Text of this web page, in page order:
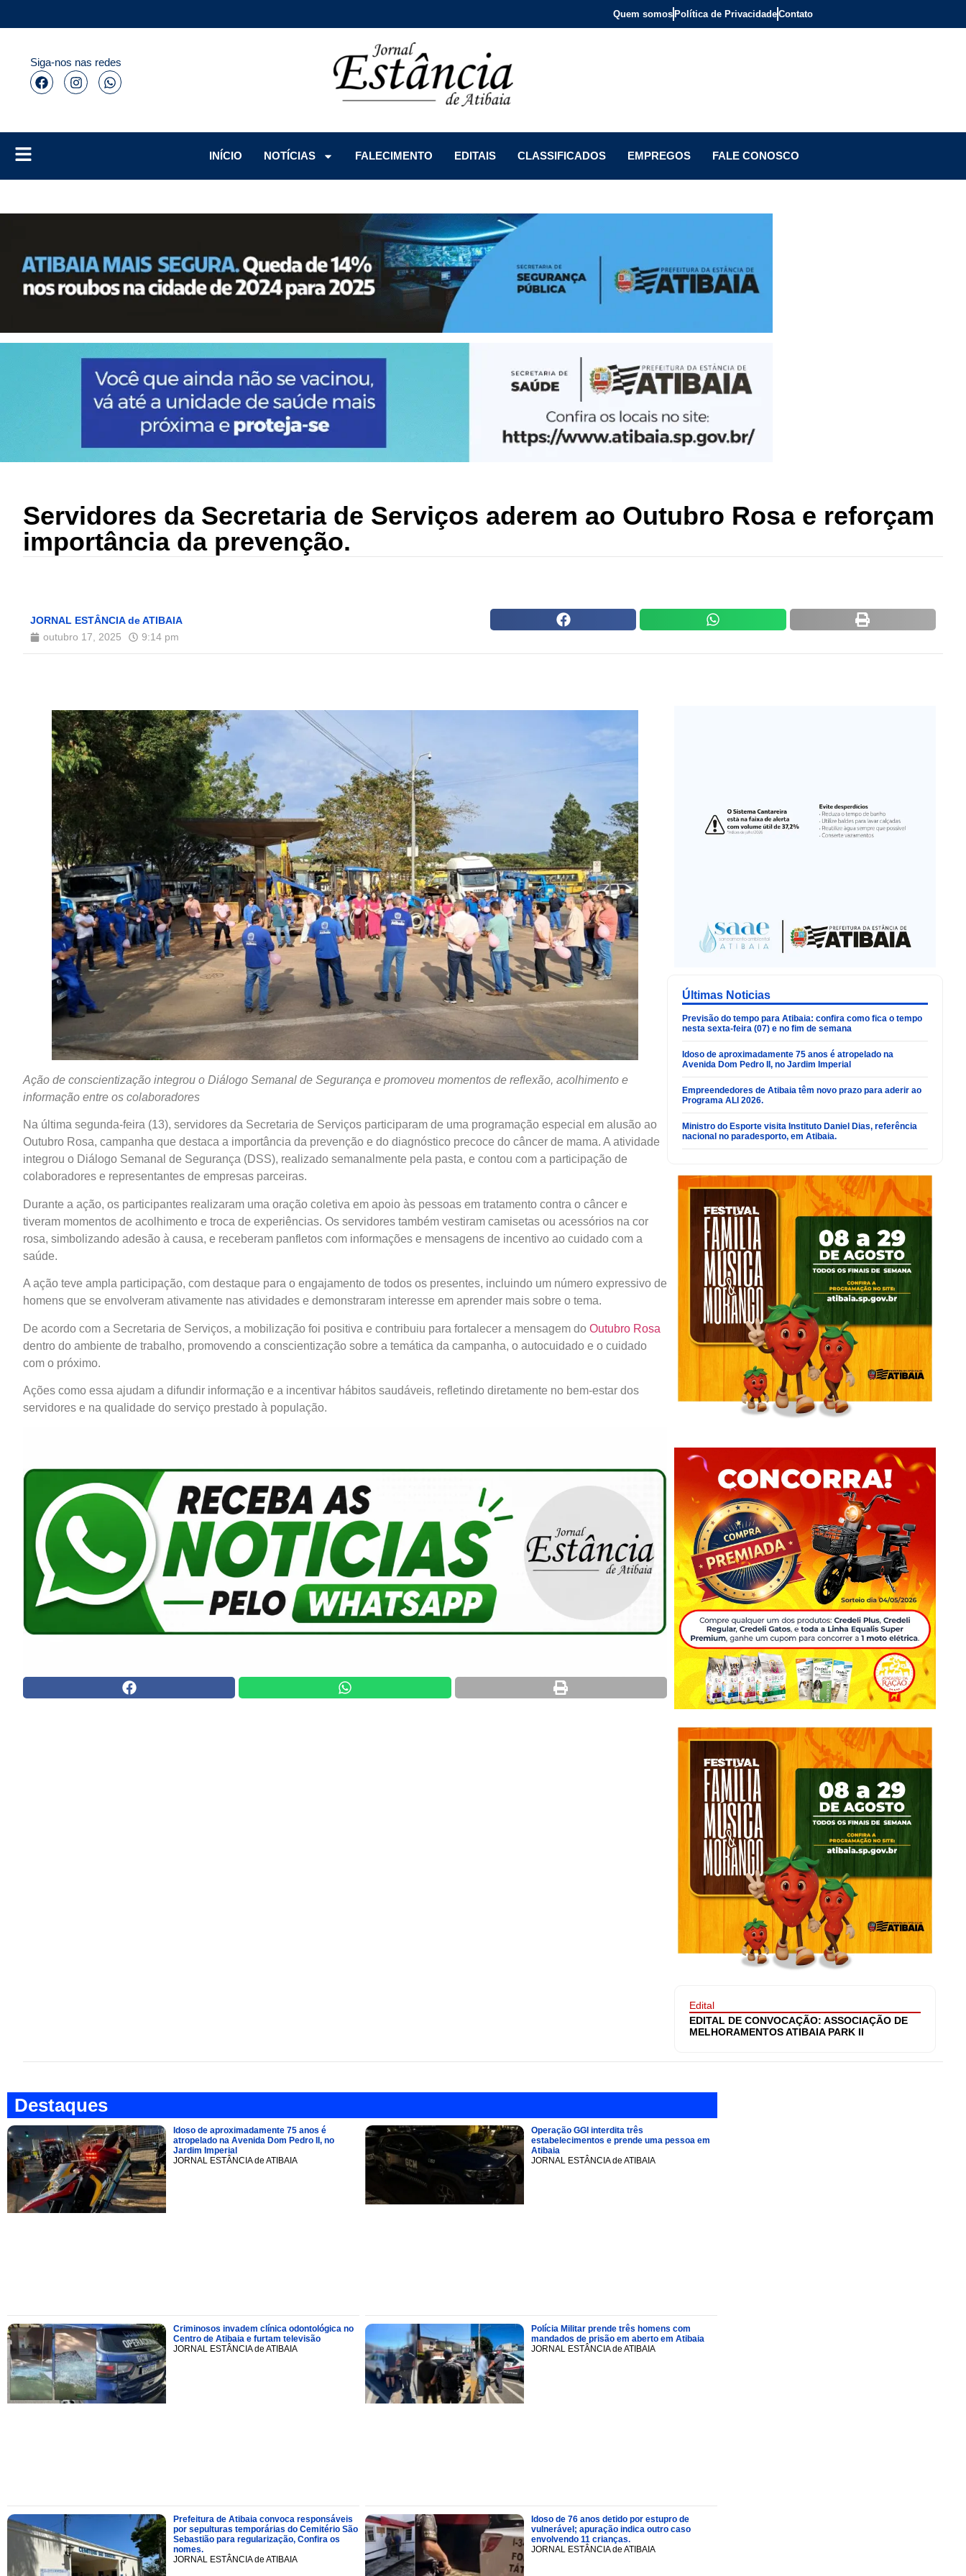
Quem somos Política de PrivacidadeContato
Siga-nos nas redes
INÍCIO
NOTÍCIAS FALECIMENTO EDITAIS CLASSIFICADOS EMPREGOS FALE CONOSCO
Servidores da Secretaria de Serviços aderem ao Outubro Rosa e reforçam
importância da prevenção.
JORNAL ESTÂNCIA de ATIBAIA
outubro 17, 2025
9:14 pm
Ação de conscientização integrou o Diálogo Semanal de Segurança e promoveu momentos de reflexão, acolhimento e
informação entre os colaboradores
Na última segunda-feira (13), servidores da Secretaria de Serviços participaram de uma programação especial em alusão ao
Outubro Rosa, campanha que destaca a importância da prevenção e do diagnóstico precoce do câncer de mama. A atividade
integrou o Diálogo Semanal de Segurança (DSS), realizado semanalmente pela pasta, e contou com a participação de
colaboradores e representantes de empresas parceiras.
Durante a ação, os participantes realizaram uma oração coletiva em apoio às pessoas em tratamento contra o câncer e
tiveram momentos de acolhimento e troca de experiências. Os servidores também vestiram camisetas ou acessórios na cor
rosa, simbolizando adesão à causa, e receberam panfletos com informações e mensagens de incentivo ao cuidado com a
saúde.
A ação teve ampla participação, com destaque para o engajamento de todos os presentes, incluindo um número expressivo de
homens que se envolveram ativamente nas atividades e demonstraram interesse em aprender mais sobre o tema.
De acordo com a Secretaria de Serviços, a mobilização foi positiva e contribuiu para fortalecer a mensagem do Outubro Rosa
dentro do ambiente de trabalho, promovendo a conscientização sobre a temática da campanha, o autocuidado e o cuidado
com o próximo.
Ações como essa ajudam a difundir informação e a incentivar hábitos saudáveis, refletindo diretamente no bem-estar dos
servidores e na qualidade do serviço prestado à população.
Últimas Noticias
Previsão do tempo para Atibaia: confira como fica o tempo
nesta sexta-feira (07) e no fim de semana
Idoso de aproximadamente 75 anos é atropelado na
Avenida Dom Pedro II, no Jardim Imperial
Empreendedores de Atibaia têm novo prazo para aderir ao
Programa ALI 2026.
Ministro do Esporte visita Instituto Daniel Dias, referência
nacional no paradesporto, em Atibaia.
Edital
EDITAL DE CONVOCAÇÃO: ASSOCIAÇÃO DE
MELHORAMENTOS ATIBAIA PARK II
Destaques
Idoso de aproximadamente 75 anos é
atropelado na Avenida Dom Pedro II, no
Jardim Imperial
JORNAL ESTÂNCIA de ATIBAIA
Operação GGI interdita três
estabelecimentos e prende uma pessoa em
Atibaia
JORNAL ESTÂNCIA de ATIBAIA
Criminosos invadem clínica odontológica no
Centro de Atibaia e furtam televisão
JORNAL ESTÂNCIA de ATIBAIA
Polícia Militar prende três homens com
mandados de prisão em aberto em Atibaia
JORNAL ESTÂNCIA de ATIBAIA
Prefeitura de Atibaia convoca responsáveis
por sepulturas temporárias do Cemitério São
Sebastião para regularização, Confira os
nomes.
JORNAL ESTÂNCIA de ATIBAIA
Idoso de 76 anos detido por estupro de
vulnerável; apuração indica outro caso
envolvendo 11 crianças.
JORNAL ESTÂNCIA de ATIBAIA